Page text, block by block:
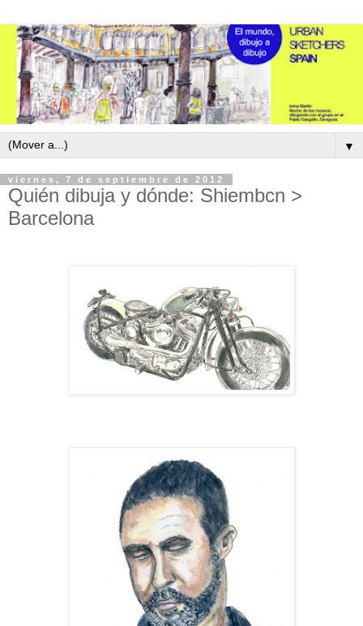
▼
viernes, 7 de septiembre de 2012
Quién dibuja y dónde: Shiembcn >
Barcelona